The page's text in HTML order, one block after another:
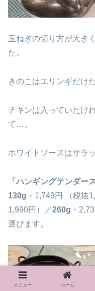
玉ねぎの切り方が大き
た。
きのこはエリンギだけ
チキンは入っていたけ
て…。
ホワイトソースはサラ
「ハンギングテンダー
130g ・1,749円 （税抜
1,990円）／260g ・
選びます。
メニュー ホーム